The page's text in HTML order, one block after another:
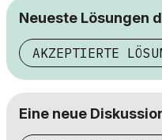
Neueste Lösungen
AKZEPTIERTE
Eine neue